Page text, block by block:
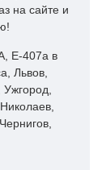
на сайте и
Е-407а в
Львов,